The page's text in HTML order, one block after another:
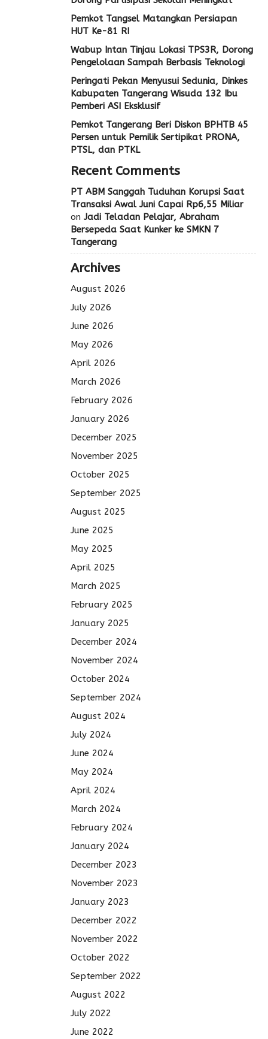
Pemkot Tangsel Matangkan Persiapan
HUT Ke-81 RI
Wabup Intan Tinjau Lokasi TPS3R, Dorong
Pengelolaan Sampah Berbasis Teknologi
Peringati Pekan Menyusui Sedunia, Dinkes
Kabupaten Tangerang Wisuda 132 Ibu
Pemberi ASI Eksklusif
Pemkot Tangerang Beri Diskon BPHTB 45
Persen untuk Pemilik Sertipikat PRONA,
PTSL, dan PTKL
Recent Comments
PT ABM Sanggah Tuduhan Korupsi Saat
Transaksi Awal Juni Capai Rp6,55 Miliar
on Jadi Teladan Pelajar, Abraham
Bersepeda Saat Kunker ke SMKN 7
Tangerang
Archives
August 2026
July 2026
June 2026
May 2026
April 2026
March 2026
February 2026
January 2026
December 2025
November 2025
October 2025
September 2025
August 2025
June 2025
May 2025
April 2025
March 2025
February 2025
January 2025
December 2024
November 2024
October 2024
September 2024
August 2024
July 2024
June 2024
May 2024
April 2024
March 2024
February 2024
January 2024
December 2023
November 2023
January 2023
December 2022
November 2022
October 2022
September 2022
August 2022
July 2022
June 2022